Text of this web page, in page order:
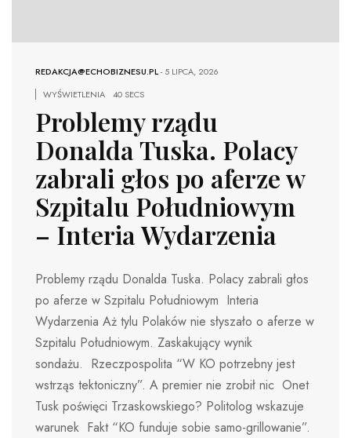
REDAKCJA@ECHOBIZNESU.PL-5 LIPCA, 2026
WYŚWIETLENIA
40 SECS
Problemy rządu
Donalda Tuska. Polacy
zabrali głos po aferze w
Szpitalu Południowym
– Interia Wydarzenia
Problemy rządu Donalda Tuska. Polacy zabrali głos
po aferze w Szpitalu Południowym Interia
Wydarzenia Aż tylu Polaków nie słyszało o aferze w
Szpitalu Południowym. Zaskakujący wynik
sondażu. Rzeczpospolita “W KO potrzebny jest
wstrząs tektoniczny”. A premier nie zrobił nic Onet
Tusk poświęci Trzaskowskiego? Politolog wskazuje
warunek Fakt “KO funduje sobie samo-grillowanie”.